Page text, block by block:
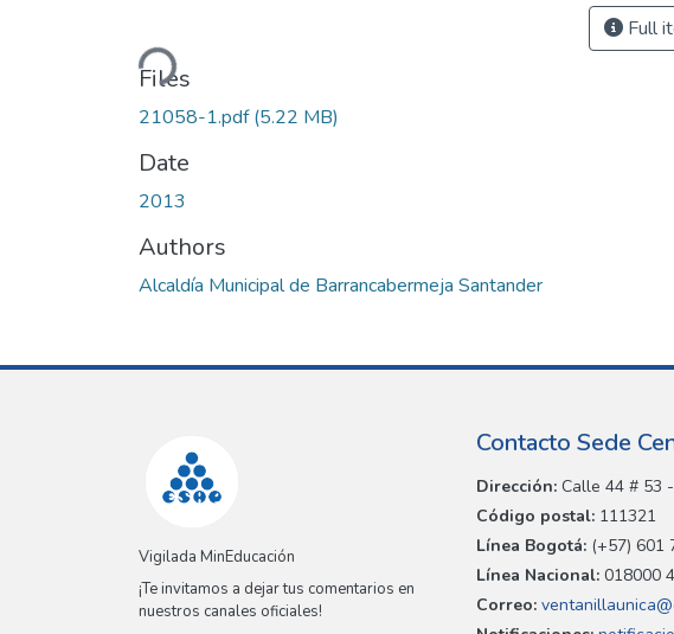
Loading...
Files
21058-1.pdf(5.22 MB)
Date
2013
Authors
Alcaldía Municipal de Barrancabermeja Santander
Full
Vigilada MinEducación
¡Te invitamos a dejar tus comentarios en
nuestros canales oficiales!
Contacto Sede
Dirección: Calle 44 # 53
Código postal: 111321
Línea Bogotá: (+57) 601
Línea Nacional: 018000
Correo: